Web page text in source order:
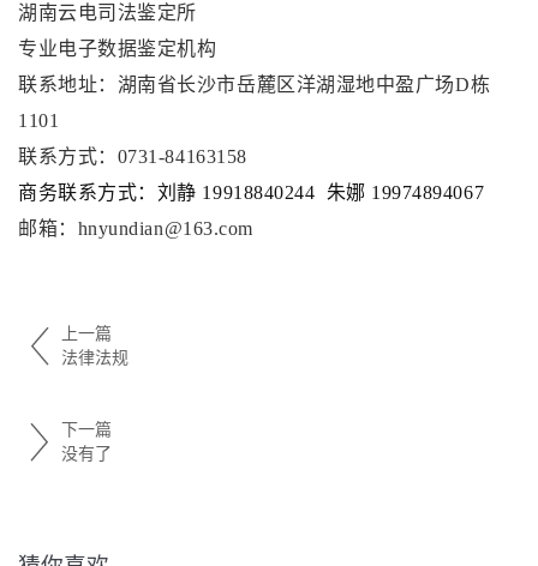
湖南云电司法鉴定所
专业电子数据鉴定机构
联系地址：湖南省长沙市岳麓区洋湖湿地中盈广场D栋
1101
联系方式： 0731-84163158
商务联系方式：刘静 19918840244  朱娜 19974894067
邮箱： hnyundian@163.com
上一篇
法律法规
下一篇
没有了
猜你喜欢